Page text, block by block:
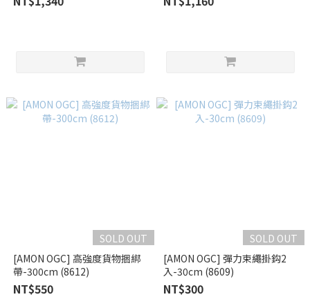
SOLD OUT
[AMON OGC] 高強度貨物捆綁
帶-300cm (8612)
NT$550
SOLD OUT
[AMON OGC] 彈力束繩掛鈎2
入-30cm (8609)
NT$300